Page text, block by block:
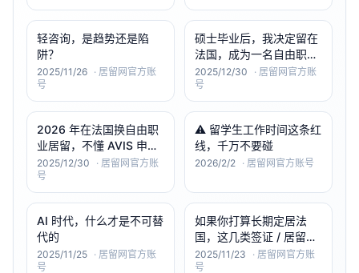
轻咨询，是趋势还是陷
阱？
2025/11/26 · 居留网官方账
号
硕士毕业后，我决定留在
法国，成为一名自由职业
者
2025/12/30 · 居留网官方账
号
2026 年在法国换自由职
业居留，不懂 AVIS 申请
很危险！
2025/12/30 · 居留网官方账
号
⚠️ 留学生工作时间这条红
线，千万不要碰
2026/2/2 · 居留网官方账号
AI 时代，什么才是不可替
代的
2025/11/25 · 居留网官方账
号
如果你打算长期定居法
国，这几类签证 / 居留卡
可以优先考虑
2025/11/23 · 居留网官方账
号